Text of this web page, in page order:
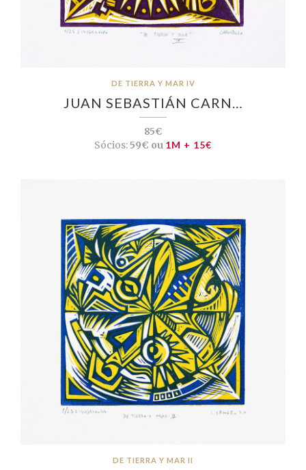
DE TIERRA Y MAR IV
JUAN SEBASTIÁN CARN…
85€
Sócios:59€ ou 1M + 15€
DE TIERRA Y MAR II